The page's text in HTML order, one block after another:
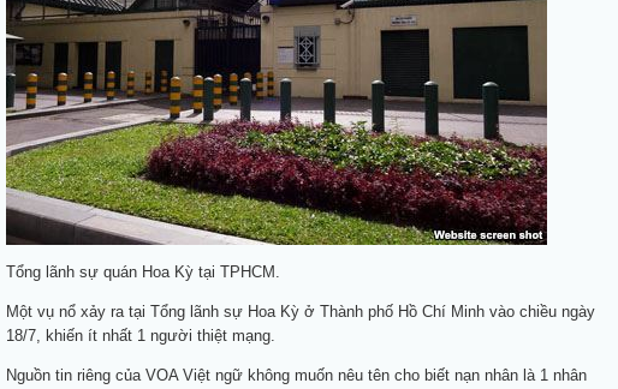
Tổng lãnh sự quán Hoa Kỳ tại TPHCM.
Một vụ nổ xảy ra tại Tổng lãnh sự Hoa Kỳ ở Thành phố Hồ Chí Minh vào chiều ngày
18/7, khiến ít nhất 1 người thiệt mạng.
Nguồn tin riêng của VOA Việt ngữ không muốn nêu tên cho biết nạn nhân là 1 nhân